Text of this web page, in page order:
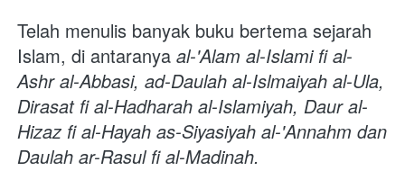
Telah menulis banyak buku bertema sejarah
Islam, di antaranya al-'Alam al-Islami fi al-
Ashr al-Abbasi, ad-Daulah al-Islmaiyah al-Ula,
Dirasat fi al-Hadharah al-Islamiyah, Daur al-
Hizaz fi al-Hayah as-Siyasiyah al-'Annahm dan
Daulah ar-Rasul fi al-Madinah.